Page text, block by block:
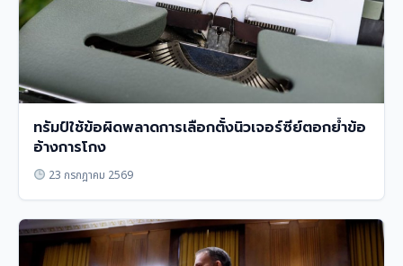
ทรัมป์ใช้ข้อผิดพลาดการเลือกตั้งนิวเจอร์ซีย์ตอกย้ำข้อ
อ้างการโกง
23 กรกฎาคม 2569